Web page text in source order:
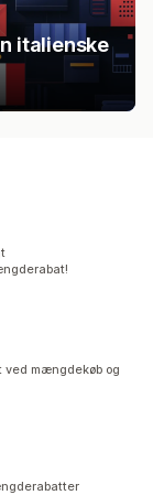
italienske
ved mængdekøb og